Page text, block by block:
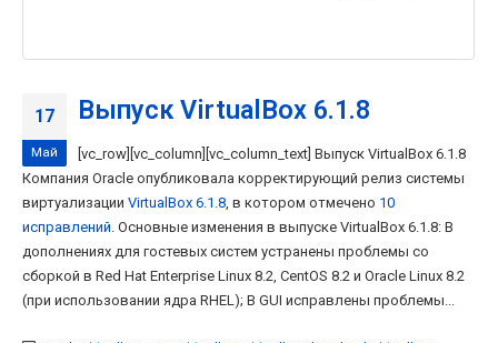
17
Май
Выпуск VirtualBox 6.1.8
[vc_row][vc_column][vc_column_text] Выпуск VirtualBox 6.1.8
Компания Oracle опубликовала корректирующий релиз системы
виртуализации VirtualBox 6.1.8, в котором отмечено 10
исправлений. Основные изменения в выпуске VirtualBox 6.1.8: В
дополнениях для гостевых систем устранены проблемы со
сборкой в Red Hat Enterprise Linux 8.2, CentOS 8.2 и Oracle Linux 8.2
(при использовании ядра RHEL); В GUI исправлены проблемы...